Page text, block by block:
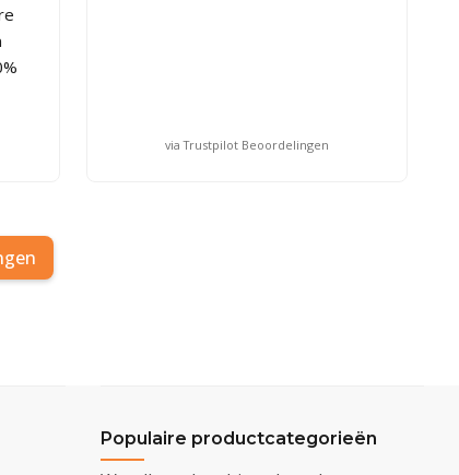
via Trustpilot Beoordelingen
Populaire productcategorieën